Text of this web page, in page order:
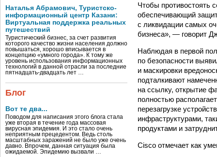
Наталья Абрамович, Туристско-
информационный центр Казани:
Виртуальная поддержка реальных
путешествий
Туристический бизнес, за счет развития
которого качество жизни населения должно
повышаться, хорошо вписывается в
концепцию «умного города». К тому же
уровень использования информационных
технологий в данной отрасли за последние
пятнадцать-двадцать лет …
Блог
Вот те два...
Поводом для написания этого блога стала
уже вторая в течение года массовая
вирусная эпидемия. И это стало очень
неприятным прецедентом. Ведь столь
масштабных заражений не было уже очень
давно. Впрочем, данная ситуация была
ожидаемой. Эпидемию вызвали …
Чтобы противостоять
обеспечивающий
с ликвидации самых
бизнеса», — говорит
Наблюдая в первой
по безопасности
и маскировки
подталкивают
на ссылку, открытие
полностью
перезагрузке
инфраструктурами,
продуктами и
Cisco отмечает как